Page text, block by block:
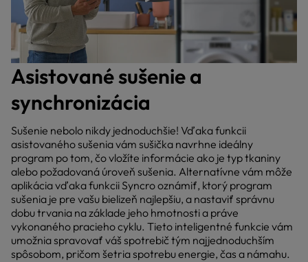
Asistované sušenie a
synchronizácia
Sušenie nebolo nikdy jednoduchšie! Vďaka funkcii
asistovaného sušenia vám sušička navrhne ideálny
program po tom, čo vložíte informácie ako je typ tkaniny
alebo požadovaná úroveň sušenia. Alternatívne vám môže
aplikácia vďaka funkcii Syncro oznámiť, ktorý program
sušenia je pre vašu bielizeň najlepšiu, a nastaviť správnu
dobu trvania na základe jeho hmotnosti a práve
vykonaného pracieho cyklu. Tieto inteligentné funkcie vám
umožnia spravovať váš spotrebič tým najjednoduchším
spôsobom, pričom šetria spotrebu energie, čas a námahu.